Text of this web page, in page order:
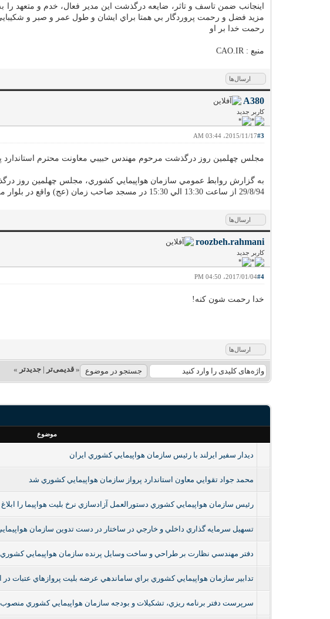
اينجانب ضمن تاسف و تاثر، ضايعه درگذشت اين مدير فعال، خدم و متعهد را
مزيد فضل و رحمت پروردگار بي همتا براي ايشان و طول عمر و صبر و شكيبايي
رحمت خدا بر او
منبع : CAO.IR
ارسال‌ها
A380
کاربر جدید
#32015/11/17، 03:44 AM
مجلس چهلمين روز درگذشت مرحوم مهندس حبيبي معاونت محترم استاندارد
به گزارش روابط عمومي سازمان هواپيمايي كشوري، مجلس چهلمين روز
29/8/94 از ساعت 13:30 الي 15:30 در مسجد صاحب زمان (عج) واقع در بلوار معلم، بعد از ميدان معلم منعقد مي گردد
ارسال‌ها
roozbeh.rahmani
کاربر جدید
#42017/01/04، 04:50 PM
خدا رحمت شون کنه!
ارسال‌ها
«قدیمی‌تر |جدیدتر »
موضوع
ديدار سفير ايرلند با رئيس سازمان هواپيمايي كشوري ايران
محمد جواد تقوايي معاون استاندارد پرواز سازمان هواپيمايي كشوري شد
رئيس سازمان هواپيمايي كشوري دستورالعمل آزادسازي نرخ بليت هواپيما را ابلاغ
تسهيل سرمايه گذاري داخلي و خارجي در ساختار در دست تدوين سازمان
دفتر مهندسي نظارت بر طراحي و ساخت وسايل پرنده سازمان هواپيمايي كشوري
تدابير سازمان هواپيمايي كشوري براي ساماندهي عرضه بليت پرو‌ازهاي عتبات در
سرپرست دفتر برنامه ريزي، تشكيلات و بودجه سازمان هواپيمايي كشوري